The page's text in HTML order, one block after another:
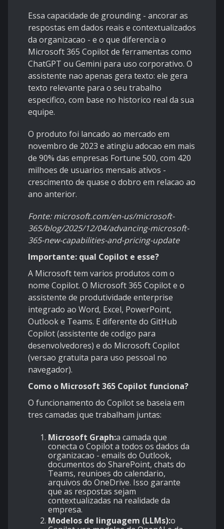
Essa capacidade de grounding - ancorar as
respostas em dados reais e contextualizados
da organizacao - e o que diferencia o
Microsoft 365 Copilot de ferramentas como
ChatGPT ou Gemini para uso corporativo. O
assistente nao apenas gera texto: ele gera
texto relevante para o seu trabalho
especifico, com base no historico real da sua
equipe.
O produto foi lancado ao mercado em
novembro de 2023 e atingiu adocao em mais
de 90% das empresas Fortune 500, com 420
milhoes de usuarios mensais ativos -
crescimento de quase o dobro em relacao ao
ano anterior.
Fonte: microsoft.com/en-us/microsoft-
365/blog/2025/12/04/advancing-microsoft-
365-new-capabilities-and-pricing-update
Importante: qual Copilot e esse?
A Microsoft tem varios produtos com o
nome Copilot. O Microsoft 365 Copilot e o
assistente de produtividade enterprise
integrado ao Word, Excel, PowerPoint,
Outlook e Teams. E diferente do GitHub
Copilot (assistente de codigo para
desenvolvedores) e do Microsoft Copilot
(versao gratuita para uso pessoal no
navegador).
Como o Microsoft 365 Copilot funciona?
O funcionamento do Copilot se baseia em
tres camadas que trabalham juntas:
Microsoft Graph:a camada que
conecta o Copilot a todos os dados da
organizacao - emails do Outlook,
documentos do SharePoint, chats do
Teams, reunioes do calendario,
arquivos do OneDrive. Isso garante
que as respostas sejam
contextualizadas na realidade da
empresa.
Modelos de linguagem (LLMs):o